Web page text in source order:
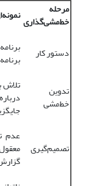
مرحله
خط‌‌‌‌مشی‌‌‌‌گذاری
دستور کار
تدوین
خط‌‌‌‌مشی
تلاش
تصمیم‌گیری
عدم